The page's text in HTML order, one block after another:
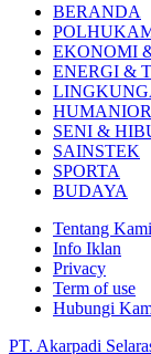
BERANDA
EKONOMI
ENERGI &
SENI &
SAINSTEK
SPORTA
BUDAYA
Tentang Kami
Info Iklan
Privacy
Term of use
Hubungi
PT. Akarpadi